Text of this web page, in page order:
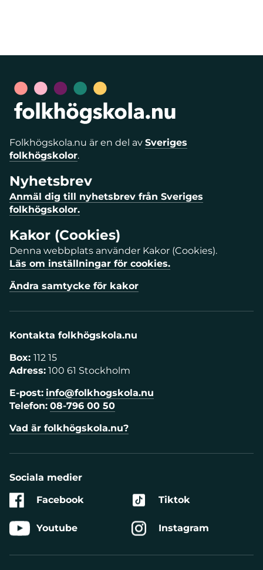
Folkhögskola.nu är en del av Sveriges
folkhögskolor.
Nyhetsbrev
Anmäl dig till nyhetsbrev från Sveriges
folkhögskolor.
Kakor (Cookies)
Denna webbplats använder Kakor (Cookies).
Läs om inställningar för cookies.
Ändra samtycke för kakor
Kontakta folkhögskola.nu
Box: 112 15
Adress: 100 61 Stockholm
E-post: info@folkhogskola.nu
Telefon: 08-796 00 50
Vad är folkhögskola.nu?
Sociala medier
Facebook
Youtube
Tiktok
Instagram